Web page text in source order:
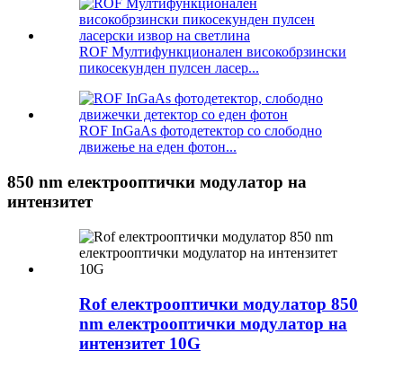
ROF Мултифункционален високобрзински
пикосекунден пулсен ласер...
ROF InGaAs фотодетектор со слободно
движење на еден фотон...
850 nm електрооптички модулатор на
интензитет
Rof електрооптички модулатор 850
nm електрооптички модулатор на
интензитет 10G